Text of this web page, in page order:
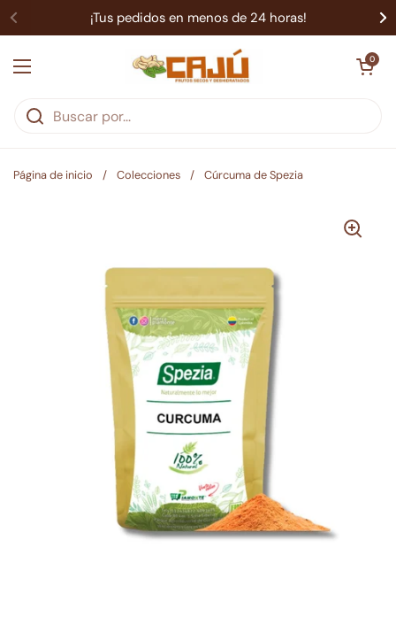
Ir al contenido ¡Tus pedidos en menos de 24 horas!
Abrir menú
Abrir carrito
0
Página de inicio / Colecciones / Cúrcuma de Spezia